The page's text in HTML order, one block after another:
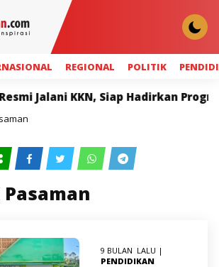
REGIONAL POLITIK
Jalani KKN, Siap Hadirkan
Pasaman
9 BULAN LALU |
PENDIDIKAN